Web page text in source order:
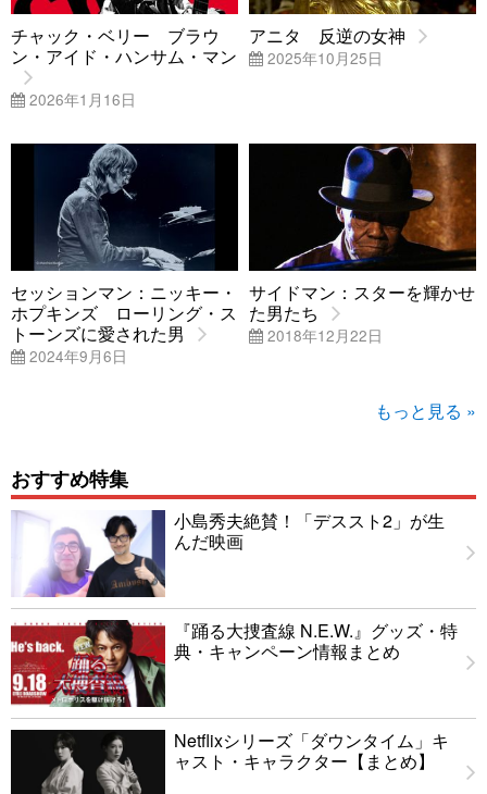
チャック・ベリー ブラウ
ン・アイド・ハンサム・マン
2026年1月16日
アニタ 反逆の女神
2025年10月25日
セッションマン：ニッキー・
ホプキンズ ローリング・ス
トーンズに愛された男
2024年9月6日
サイドマン：スターを輝かせ
た男たち
2018年12月22日
もっと見る »
おすすめ特集
小島秀夫絶賛！「デススト2」が生
んだ映画
『踊る大捜査線 N.E.W.』グッズ・特
典・キャンペーン情報まとめ
Netflixシリーズ「ダウンタイム」キ
ャスト・キャラクター【まとめ】